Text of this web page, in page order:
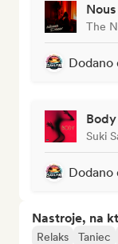
The
Body
Suki
Nastroje, na
Relaks Taniec